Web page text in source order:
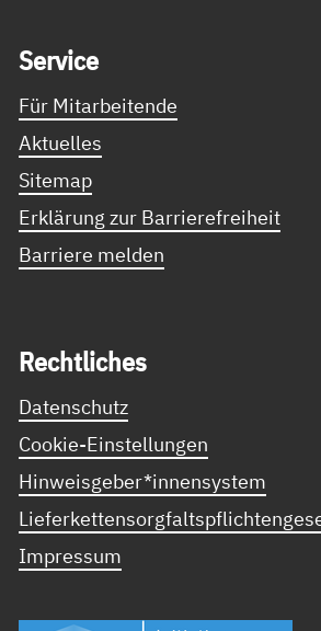
Ser­vice
Für Mitarbeitende
Aktuelles
Sitemap
Erklärung zur Barrierefreiheit
Barriere melden
Recht­li­ches
Datenschutz
Cookie-Einstellungen
Hinweisgeber*innensystem
Impressum